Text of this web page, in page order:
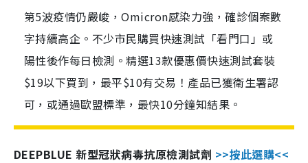
第5波疫情仍嚴峻，Omicron感染力強，確診個案數
字持續高企。不少市民購買快速測試「看門口」或
陽性後作每日檢測。精選13款優惠價快速測試套裝
$19以下買到，最平$10有交易！產品已獲衛生署認
可，或通過歐盟標準，最快10分鐘知結果。
DEEPBLUE 新型冠狀病毒抗原檢測試劑 >>按此選購<<